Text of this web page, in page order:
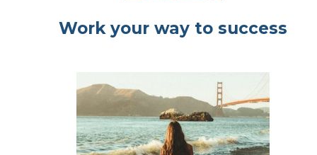
Work your way to success